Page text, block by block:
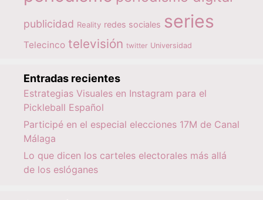
publicidad Reality redes sociales series
Telecinco televisión twitter Universidad
Entradas recientes
Estrategias Visuales en Instagram para el
Pickleball Español
Participé en el especial elecciones 17M de Canal
Málaga
Lo que dicen los carteles electorales más allá
de los eslóganes